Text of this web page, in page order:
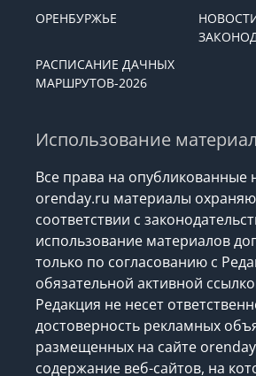
ОРЕНБУРЖЬЕ
РАСПИСАНИЕ ДАЧНЫХ
МАРШРУТОВ-2026
Использование
Все права на опубликованные
orenday.ru материалы
соответствии с
использование материалов
только по согласованию с
обязательной активной
Редакция не несет
достоверность рекламных
размещенных на сайте
содержание веб-сайтов, на